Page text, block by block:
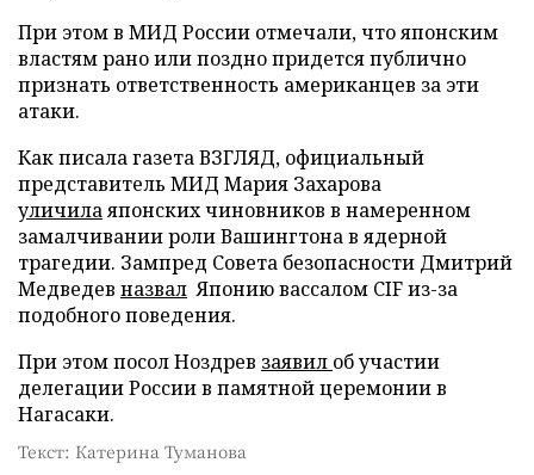
При этом в МИД России отмечали, что японским
властям рано или поздно придется публично
признать ответственность американцев за эти
атаки.
Как писала газета ВЗГЛЯД, официальный
представитель МИД Мария Захарова
уличилаяпонских чиновников в намеренном
замалчивании роли Вашингтона в ядерной
трагедии. Зампред Совета безопасности Дмитрий
Медведев назвал Японию вассалом CIF из-за
подобного поведения.
При этом посол Ноздрев заявил об участии
делегации России в памятной церемонии в
Нагасаки.
Текст: Катерина Туманова